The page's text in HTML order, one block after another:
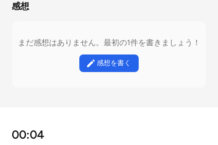
感想
まだ感想はありません。最初の1件を書きましょう！
感想を書く
00:04